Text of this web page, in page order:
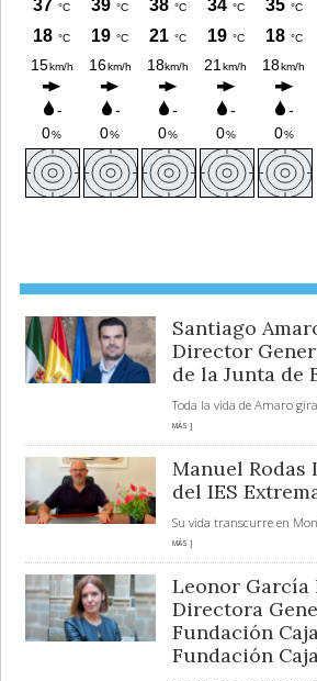
Santiago
Director
de la Junta de
Toda la vida de Amaro
MÁS ]
Manuel
del IES
Su vida transcurre en
MÁS ]
Leonor García
Directora
Fundación
Fundación